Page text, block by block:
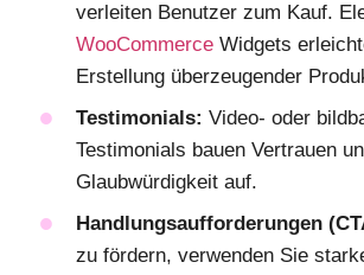
verleiten Benutzer zum Kauf.
WooCommerce Widgets
Erstellung überzeugender
Testimonials: Video- oder
Testimonials bauen Vertrauen
Glaubwürdigkeit auf.
Handlungsaufforderungen
zu fördern, verwenden Sie